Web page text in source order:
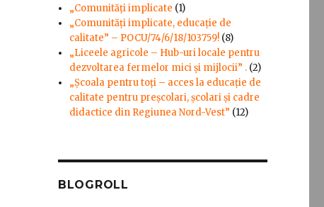
„Comunități implicate (1)
„Comunități implicate, educație de
calitate” – POCU/74/6/18/103759! (8)
„Liceele agricole – Hub-uri locale pentru
dezvoltarea fermelor mici şi mijlocii” . (2)
„Școala pentru toți – acces la educație de
calitate pentru preșcolari, școlari și cadre
didactice din Regiunea Nord-Vest” (12)
BLOGROLL